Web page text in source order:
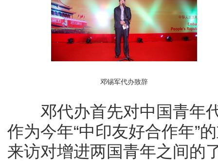
邓锡军代办致辞
邓代办首先对中国青年代
作为今年“中印友好合作年”
来访对增进两国青年之间的